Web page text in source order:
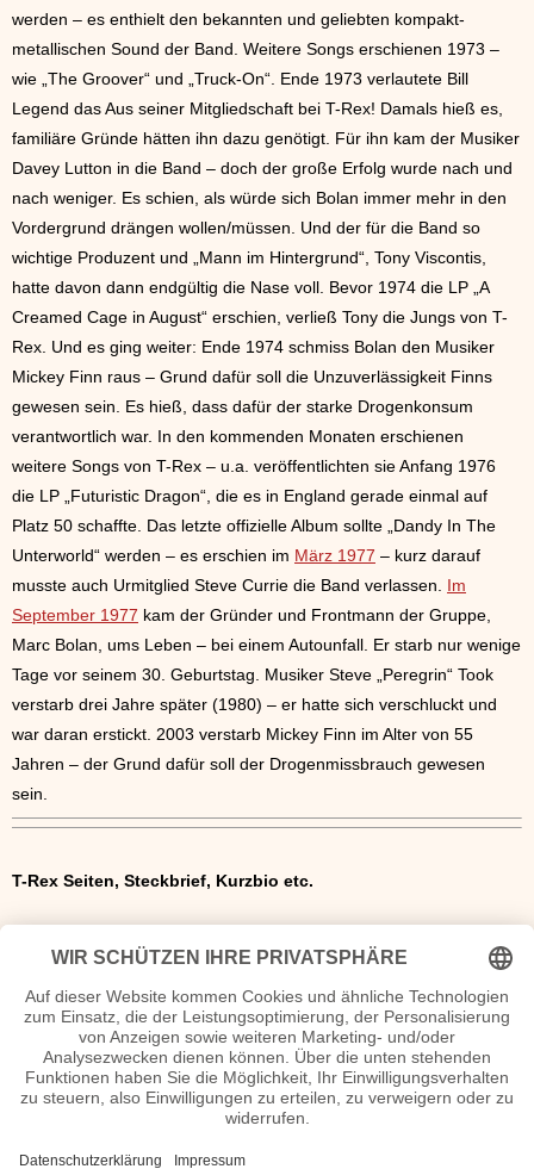
werden – es enthielt den bekannten und geliebten kompakt-
metallischen Sound der Band. Weitere Songs erschienen 1973 –
wie „The Groover“ und „Truck-On“. Ende 1973 verlautete Bill
Legend das Aus seiner Mitgliedschaft bei T-Rex! Damals hieß es,
familiäre Gründe hätten ihn dazu genötigt. Für ihn kam der Musiker
Davey Lutton in die Band – doch der große Erfolg wurde nach und
nach weniger. Es schien, als würde sich Bolan immer mehr in den
Vordergrund drängen wollen/müssen. Und der für die Band so
wichtige Produzent und „Mann im Hintergrund“, Tony Viscontis,
hatte davon dann endgültig die Nase voll. Bevor 1974 die LP „A
Creamed Cage in August“ erschien, verließ Tony die Jungs von T-
Rex. Und es ging weiter: Ende 1974 schmiss Bolan den Musiker
Mickey Finn raus – Grund dafür soll die Unzuverlässigkeit Finns
gewesen sein. Es hieß, dass dafür der starke Drogenkonsum
verantwortlich war. In den kommenden Monaten erschienen
weitere Songs von T-Rex – u.a. veröffentlichten sie Anfang 1976
die LP „Futuristic Dragon“, die es in England gerade einmal auf
Platz 50 schaffte. Das letzte offizielle Album sollte „Dandy In The
Unterworld“ werden – es erschien im März 1977 – kurz darauf
musste auch Urmitglied Steve Currie die Band verlassen. Im
September 1977 kam der Gründer und Frontmann der Gruppe,
Marc Bolan, ums Leben – bei einem Autounfall. Er starb nur wenige
Tage vor seinem 30. Geburtstag. Musiker Steve „Peregrin“ Took
verstarb drei Jahre später (1980) – er hatte sich verschluckt und
war daran erstickt. 2003 verstarb Mickey Finn im Alter von 55
Jahren – der Grund dafür soll der Drogenmissbrauch gewesen
sein.
T-Rex Seiten, Steckbrief, Kurzbio etc.
T-Rex Discografie
1970 - Ride a White Swan
1971- Electric Warrior
1972 - The Slider